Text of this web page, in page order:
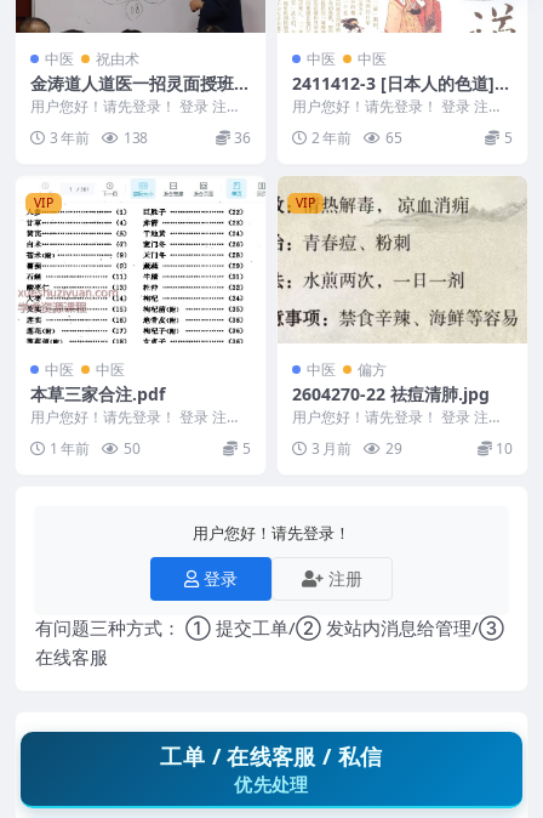
中医 祝由术
金涛道人道医一招灵面授班课
程15集视频 收藏好课程
用户您好！请先登录！ 登录 注册
道医一招灵面授班课程 Y2305-13
9 道医...
3 年前 138 36
中医 中医
2411412-3 [日本人的色道]..
pdf
用户您好！请先登录！ 登录 注册
[日本人的色道]..pdf 2411412-3
2 年前 65 5
VIP
中医 中医
本草三家合注.pdf
用户您好！请先登录！ 登录 注册
本草三家合注.pdf 2505400-213
1 年前 50 5
VIP
中医 偏方
2604270-22 祛痘清肺.jpg
用户您好！请先登录！ 登录 注册
祛痘清肺.jpg 2604270-22 以下
内...3 月前 29 10
用户您好！请先登录！
登录 注册
有问题三种方式： ① 提交工单/② 发站内消息给管理/③
在线客服
工单 / 在线客服 / 私信
优先处理